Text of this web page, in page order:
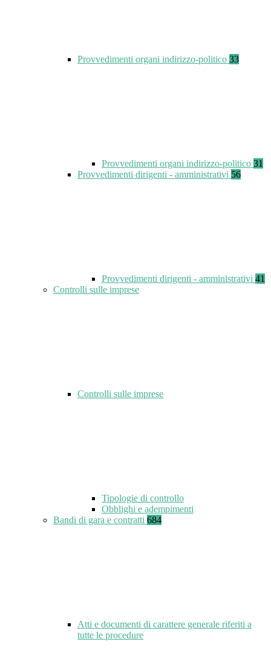
Provvedimenti organi indirizzo-politico 33
Provvedimenti organi indirizzo-politico 31
Provvedimenti dirigenti - amministrativi 56
Provvedimenti dirigenti - amministrativi 41
Controlli sulle imprese
Controlli sulle imprese
Tipologie di controllo
Obblighi e adempimenti
Bandi di gara e contratti 684
Atti e documenti di carattere generale riferiti a
tutte le procedure